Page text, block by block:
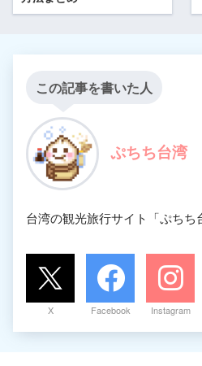
この記事を書いた人
ぷちち台湾
台湾の観光旅行サイト「ぷちち
X Facebook Instagram